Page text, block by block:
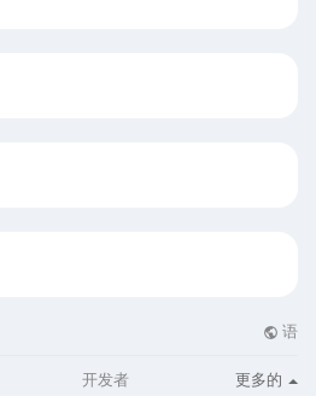
语
开发者 更多的